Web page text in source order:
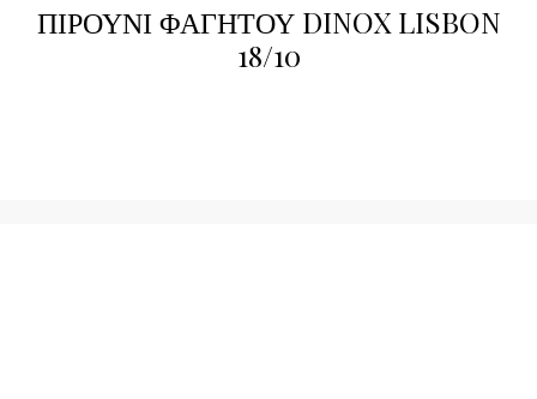
ΠΙΡΟΥΝΙ ΦΑΓΗΤΟΥ DINOX LISBON
18/10